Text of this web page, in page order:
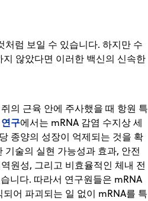
럼 보일 수 있습니다. 하지만 수
않았다면 이러한 백신의 신속한
의 근육 안에 주사했을 때 항원 특
구에서는 mRNA 감염 수지상 세
종양의 성장이 억제되는 것을 확
기술의 실현 가능성과 효과, 안전
원성, 그리고 비효율적인 체내 전
니다. 따라서 연구원들은 mRNA
어 파괴되는 일 없이 mRNA를 특